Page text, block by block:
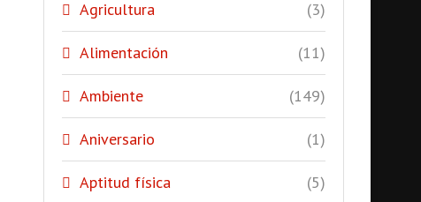
Agricultura (3)
Alimentación (11)
Ambiente (149)
Aniversario (1)
Aptitud física (5)